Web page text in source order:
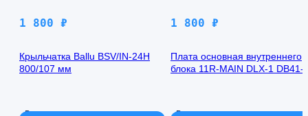
1 800 ₽
Крыльчатка Ballu BSV/IN-24H
800/107 мм
В наличии
1 800 ₽
Плата основная внутреннего
блока 11R-MAIN DLX-1 DB41-
В наличии